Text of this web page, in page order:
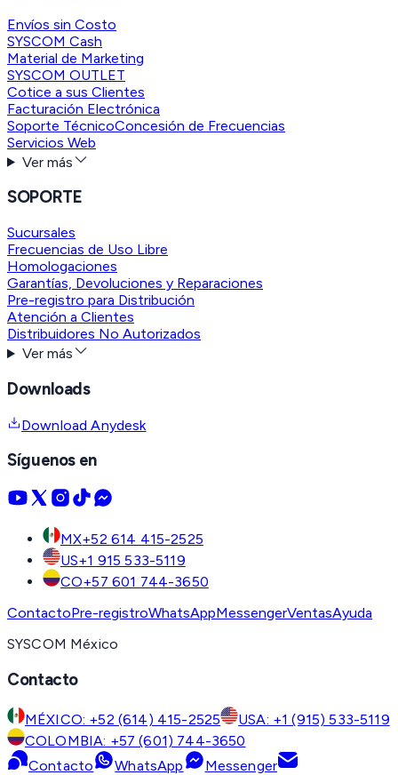
Envíos sin Costo
SYSCOM Cash
Material de Marketing
SYSCOM OUTLET
Cotice a sus Clientes
Facturación Electrónica
Soporte TécnicoConcesión de Frecuencias
Servicios Web
Ver más
SOPORTE
Sucursales
Frecuencias de Uso Libre
Homologaciones
Garantías, Devoluciones y Reparaciones
Pre-registro para Distribución
Atención a Clientes
Distribuidores No Autorizados
Ver más
Downloads
Download Anydesk
Síguenos en
MX+52 614 415-2525
US+1 915 533-5119
CO+57 601 744-3650
ContactoPre-registroWhatsAppMessengerVentasAyuda
SYSCOM México
Contacto
MÉXICO: +52 (614) 415-2525
USA: +1 (915) 533-5119
COLOMBIA: +57 (601) 744-3650
Contacto
WhatsApp Messenger